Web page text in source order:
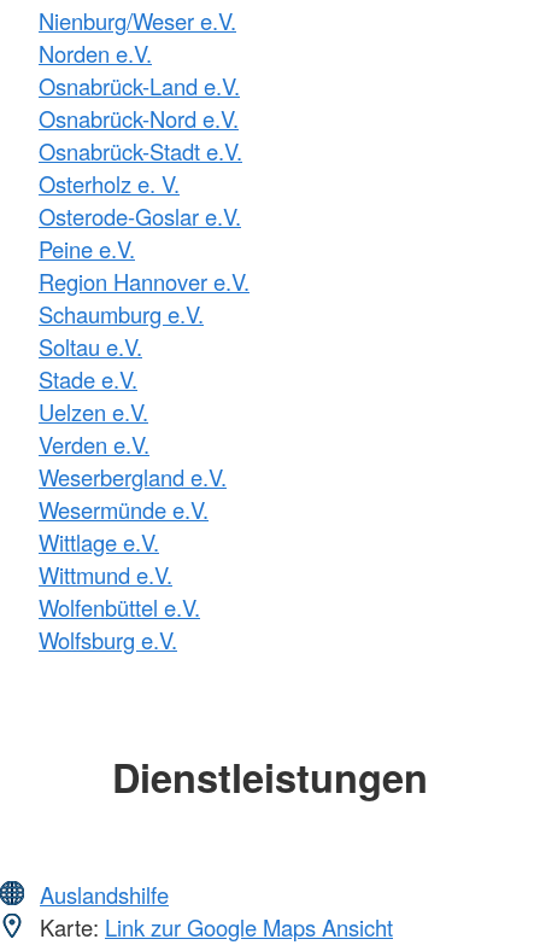
Nienburg/Weser e.V.
Norden e.V.
Osnabrück-Land e.V.
Osnabrück-Nord e.V.
Osnabrück-Stadt e.V.
Osterholz e. V.
Osterode-Goslar e.V.
Peine e.V.
Region Hannover e.V.
Schaumburg e.V.
Soltau e.V.
Stade e.V.
Uelzen e.V.
Verden e.V.
Weserbergland e.V.
Wesermünde e.V.
Wittlage e.V.
Wittmund e.V.
Wolfenbüttel e.V.
Wolfsburg e.V.
Dienstleistungen
Auslandshilfe
Karte: Link zur Google Maps Ansicht